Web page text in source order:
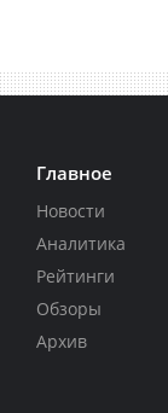
Главное
Новости
Аналитика
Рейтинги
Обзоры
Архив